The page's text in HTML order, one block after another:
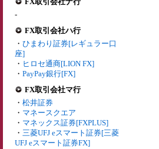
-
FX取引会社ハ行
・ ひまわり証券[レギュラー口
座]
・ ヒロセ通商[LION FX]
・ PayPay銀行[FX]
FX取引会社マ行
・ 松井証券
・ マネースクエア
・ マネックス証券[FXPLUS]
・ 三菱UFJ eスマート証券[三菱
UFJ eスマート証券FX]